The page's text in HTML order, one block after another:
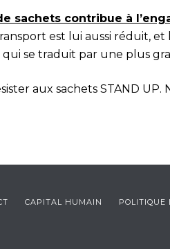
sachets contribue à
est lui aussi réduit,
qui se traduit par une plus
aux sachets STAND
CAPITAL HUMAIN POLITIQUE